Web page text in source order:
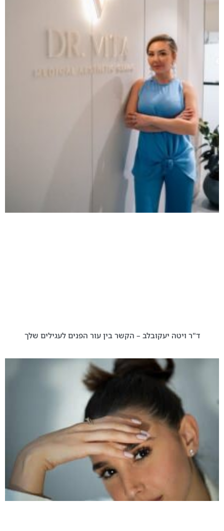
ד"ר ויטה יעקובלב – הקשר בין עור הפנים לעגילים שלך